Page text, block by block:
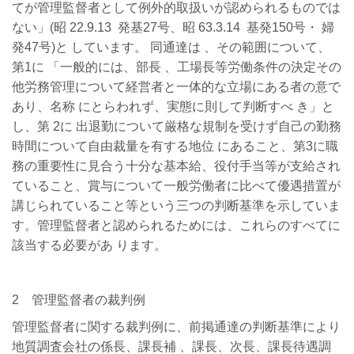
てが管理監督者として例外的取扱いが認められるものでは
ない」(昭 22.9.13 発基27号、昭 63.3.14 基発150号・ 婦
発47号)と しています。 同通達は 、その範囲について、
第1に 「一般的には、部長 、工場長等労働条件の決定その
他労務管理について経営者と一体的な立場にある者の意で
あり、名称 にとらわれず、実態に則して判断すべ き」と
し、第 2に 出退勤について厳格な規制を受けず自己の勤務
時間について自由裁量を有する地位 にあること、第3に職
務の重要性に見合う十分な基本給、役付手当等が支給され
ていること、賞与について一般労働者に比べて優遇措置が
講じられていること等という三つの判断基準を示していま
す。管理監督者と認められるためには、これらのすべてに
該当する必要があ ります。
2 管理監督者の裁判例
管理監督者に関する裁判例に、前掲通達の判断基準により
地質調査会社の係長、課長補 、課長、次長、課長待遇調